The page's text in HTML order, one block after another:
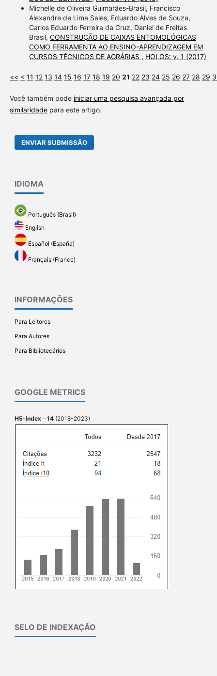
Michelle de Oliveira Guimarães-Brasil, Francisco
Alexandre de Lima Sales, Eduardo Alves de Souza,
Carlos Eduardo Ferreira da Cruz, Daniel de Freitas
Brasil, CONSTRUÇÃO DE CAIXAS ENTOMOLÓGICAS
COMO FERRAMENTA AO ENSINO-APRENDIZAGEM EM
CURSOS TÉCNICOS DE AGRÁRIAS , HOLOS: v. 1 (2017)
<< < 11 12 13 14 15 16 17 18 19 20 21 22 23 24 25 26 27 28 29
Você também pode iniciar uma pesquisa avançada por
similaridadepara este artigo.
ENVIAR SUBMISSÃO
IDIOMA
Português (Brasil)
English
Español (España)
Français (France)
INFORMAÇÕES
Para Leitores
Para Autores
Para Bibliotecários
GOOGLE METRICS
H5-index – 14 (2018-2023)
SELO DE INDEXAÇÃO